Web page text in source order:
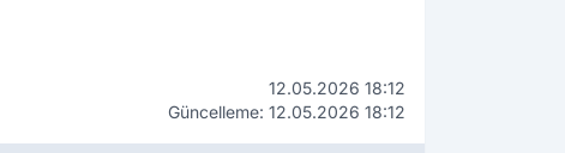
12.05.2026 18:12
Güncelleme: 12.05.2026 18:12